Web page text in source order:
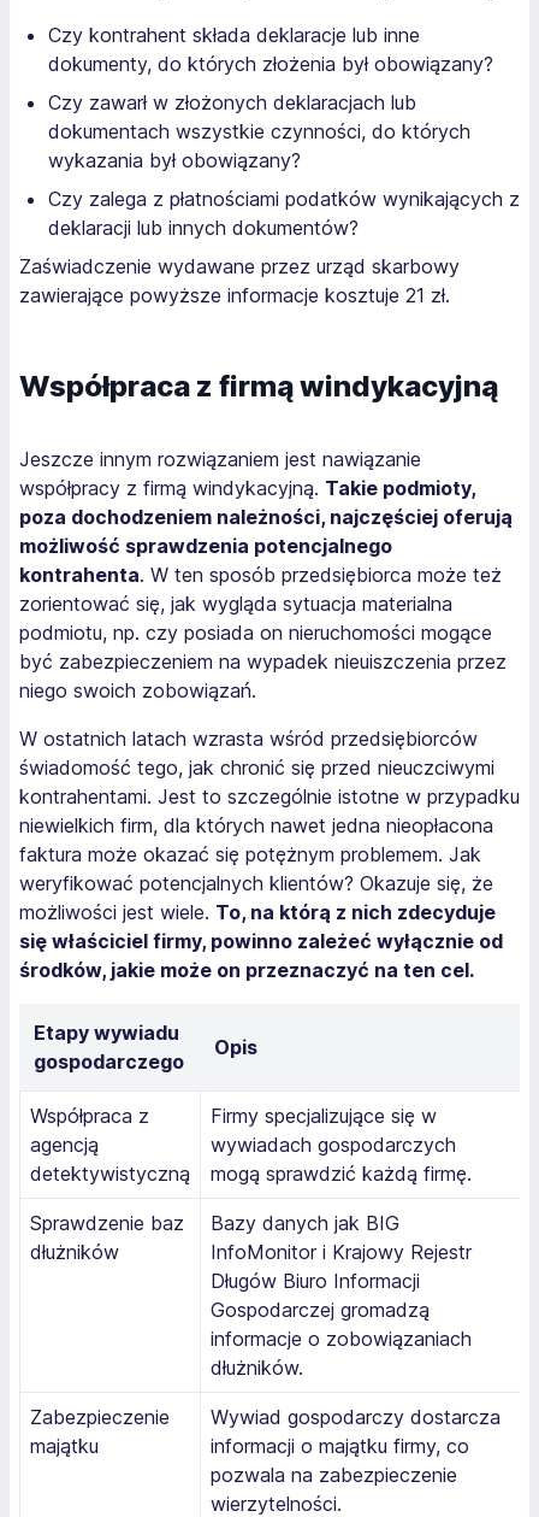
Czy kontrahent składa deklaracje lub inne
dokumenty, do których złożenia był obowiązany?
Czy zawarł w złożonych deklaracjach lub
dokumentach wszystkie czynności, do których
wykazania był obowiązany?
Czy zalega z płatnościami podatków wynikających z
deklaracji lub innych dokumentów?
Zaświadczenie wydawane przez urząd skarbowy
zawierające powyższe informacje kosztuje 21 zł.
Współpraca z firmą windykacyjną
Jeszcze innym rozwiązaniem jest nawiązanie
współpracy z firmą windykacyjną. Takie podmioty,
poza dochodzeniem należności, najczęściej oferują
możliwość sprawdzenia potencjalnego
kontrahenta. W ten sposób przedsiębiorca może też
zorientować się, jak wygląda sytuacja materialna
podmiotu, np. czy posiada on nieruchomości mogące
być zabezpieczeniem na wypadek nieuiszczenia przez
niego swoich zobowiązań.
W ostatnich latach wzrasta wśród przedsiębiorców
świadomość tego, jak chronić się przed nieuczciwymi
kontrahentami. Jest to szczególnie istotne w przypadku
niewielkich firm, dla których nawet jedna nieopłacona
faktura może okazać się potężnym problemem. Jak
weryfikować potencjalnych klientów? Okazuje się, że
możliwości jest wiele. To, na którą z nich zdecyduje
się właściciel firmy, powinno zależeć wyłącznie od
środków, jakie może on przeznaczyć na ten cel.
Etapy wywiadu
gospodarczego
Opis
Współpraca z
agencją
detektywistyczną
Firmy specjalizujące się w
wywiadach gospodarczych
mogą sprawdzić każdą firmę.
Sprawdzenie baz
dłużników
Bazy danych jak BIG
InfoMonitor i Krajowy Rejestr
Długów Biuro Informacji
Gospodarczej gromadzą
informacje o zobowiązaniach
dłużników.
Zabezpieczenie
majątku
Wywiad gospodarczy dostarcza
informacji o majątku firmy, co
pozwala na zabezpieczenie
wierzytelności.